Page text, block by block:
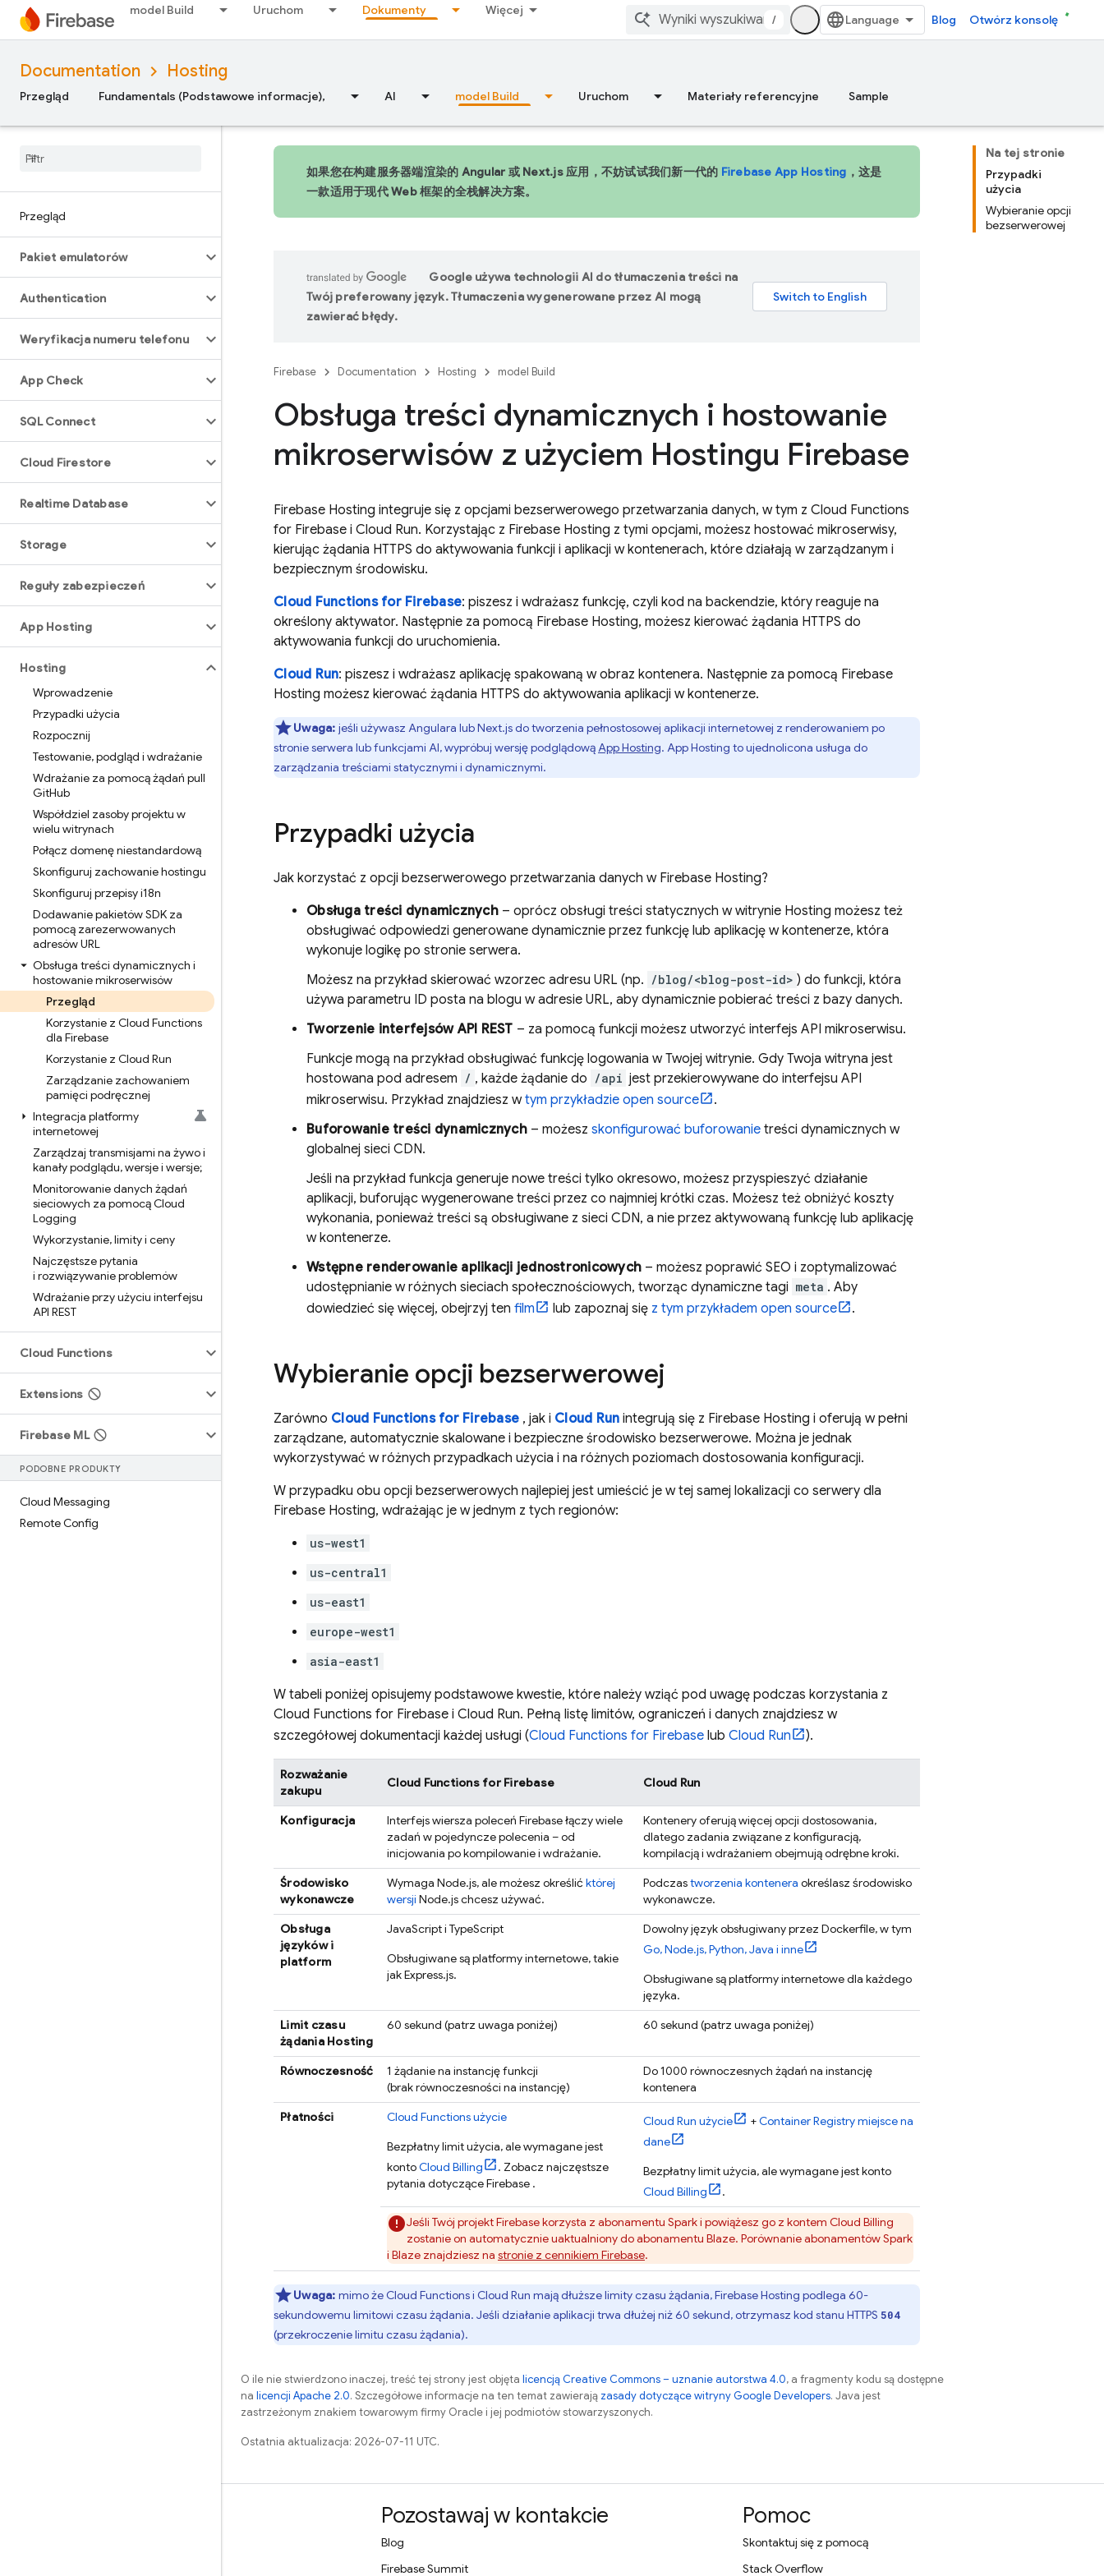
model Build Uruchom Dokumenty Więcej
/ Blog Otwórz konsolę
Documentation Hosting
Przegląd Fundamentals (Podstawowe informacje), AI model Build Uruchom Materiały referencyjne Sample
Przegląd
Pakiet emulatorów
Authentication
Weryfikacja numeru telefonu
App Check
SQL Connect
Cloud Firestore
Realtime Database
Storage
Reguły zabezpieczeń
App Hosting
Hosting
Wprowadzenie
Przypadki użycia
Rozpocznij
Testowanie,podgląd i wdrażanie
Wdrażanie za pomocą żądań pull
GitHub
Współdziel zasoby projektu w
wielu witrynach
Połącz domenę niestandardową
Skonfiguruj zachowanie hostingu
Skonfiguruj przepisy i18n
Dodawanie pakietów SDK za
pomocą zarezerwowanych
adresów URL
Obsługa treści dynamicznych i
hostowanie mikroserwisów
Przegląd
Korzystanie z Cloud Functions
dla Firebase
Korzystanie z Cloud Run
Zarządzanie zachowaniem
pamięci podręcznej
Integracja platformy
internetowej
Zarządzaj transmisjami na żywo i
kanały podglądu,wersje i wersje;
Monitorowanie danych żądań
sieciowych za pomocą Cloud
Logging
Wykorzystanie,limity i ceny
Najczęstsze pytania
i rozwiązywanie problemów
Wdrażanie przy użyciu interfejsu
API REST
Cloud Functions
Extensions
Firebase ML
PODOBNE PRODUKTY
Cloud Messaging
Remote Config
Na tej stronie
Przypadki
użycia
Wybieranie opcji
bezserwerowej
如果您在构建服务器端渲染的 Angular 或 Next.js 应用，不妨试试我们新一代的 Firebase App Hosting ，这是
一款适用于现代 Web 框架的全栈解决方案。
Google używa technologii AI do tłumaczenia treści na
Twój preferowany język. Tłumaczenia wygenerowane przez AI mogą
zawierać błędy.
Firebase Documentation Hosting model Build
Obsługa treści dynamicznych i hostowanie
mikroserwisów z użyciem Hostingu Firebase
Firebase Hosting integruje się z opcjami bezserwerowego przetwarzania danych, w tym z Cloud Functions
for Firebase i Cloud Run. Korzystając z Firebase Hosting z tymi opcjami, możesz hostować mikroserwisy,
kierując żądania HTTPS do aktywowania funkcji i aplikacji w kontenerach, które działają w zarządzanym i
bezpiecznym środowisku.
Cloud Functions for Firebase: piszesz i wdrażasz funkcję, czyli kod na backendzie, który reaguje na
określony aktywator. Następnie za pomocą Firebase Hosting, możesz kierować żądania HTTPS do
aktywowania funkcji do uruchomienia.
Cloud Run: piszesz i wdrażasz aplikację spakowaną w obraz kontenera. Następnie za pomocą Firebase
Hosting możesz kierować żądania HTTPS do aktywowania aplikacji w kontenerze.
Uwaga: jeśli używasz Angulara lub Next.js do tworzenia pełnostosowej aplikacji internetowej z renderowaniem po
stronie serwera lub funkcjami AI, wypróbuj wersję podglądowąApp Hosting. App Hosting to ujednolicona usługa do
zarządzania treściami statycznymi i dynamicznymi.
Przypadki użycia
Jak korzystać z opcji bezserwerowego przetwarzania danych w Firebase Hosting?
Obsługa treści dynamicznych– oprócz obsługi treści statycznych w witrynie Hosting możesz też
obsługiwać odpowiedzi generowane dynamicznie przez funkcję lub aplikację w kontenerze, która
wykonuje logikę po stronie serwera.
Możesz na przykład skierować wzorzec adresu URL (np. /blog/<blog-post-id> ) do funkcji, która
używa parametru ID posta na blogu w adresie URL, aby dynamicznie pobierać treści z bazy danych.
Tworzenie interfejsów API REST – za pomocą funkcji możesz utworzyć interfejs API mikroserwisu.
Funkcje mogą na przykład obsługiwać funkcję logowania w Twojej witrynie. Gdy Twoja witryna jest
hostowana pod adresem / , każde żądanie do /api jest przekierowywane do interfejsu API
mikroserwisu. Przykład znajdziesz wtym przykładzie open source
.
Buforowanie treści dynamicznych– możesz skonfigurować buforowanietreści dynamicznych w
globalnej sieci CDN.
Jeśli na przykład funkcja generuje nowe treści tylko okresowo, możesz przyspieszyć działanie
aplikacji, buforując wygenerowane treści przez co najmniej krótki czas. Możesz też obniżyć koszty
wykonania, ponieważ treści są obsługiwane z sieci CDN, a nie przez aktywowaną funkcję lub aplikację
w kontenerze.
Wstępne renderowanie aplikacji jednostronicowych – możesz poprawić SEO i zoptymalizować
udostępnianie w różnych sieciach społecznościowych, tworząc dynamiczne tagi meta . Aby
dowiedzieć się więcej, obejrzyj ten film lub zapoznaj się z tym przykładem open source .
Wybieranie opcji bezserwerowej
Zarówno Cloud Functions for Firebase , jak i Cloud Run integrują się z Firebase Hosting i oferują w pełni
zarządzane, automatycznie skalowane i bezpieczne środowisko bezserwerowe. Można je jednak
wykorzystywać w różnych przypadkach użycia i na różnych poziomach dostosowania konfiguracji.
W przypadku obu opcji bezserwerowych najlepiej jest umieścić je w tej samej lokalizacji co serwery dla
Firebase Hosting, wdrażając je w jednym z tych regionów:
us-west1
us-central1
us-east1
europe-west1
asia-east1
W tabeli poniżej opisujemy podstawowe kwestie, które należy wziąć pod uwagę podczas korzystania z
Cloud Functions for Firebase i Cloud Run. Pełną listę limitów, ograniczeń i danych znajdziesz w
szczegółowej dokumentacji każdej usługi (Cloud Functions for Firebase lub Cloud Run ).
Rozważanie
zakupu
Cloud Functions for Firebase Cloud Run
Konfiguracja Interfejs wiersza poleceń Firebasełączy wiele
zadań w pojedyncze polecenia – od
inicjowania po kompilowanie i wdrażanie.
Kontenery oferują więcej opcji dostosowania,
dlatego zadania związane z konfiguracją,
kompilacją i wdrażaniem obejmują odrębne kroki.
Środowisko
wykonawcze
Wymaga Node.js, ale możesz określić której
wersji Node.js chcesz używać.
Podczastworzenia kontenera określasz środowisko
wykonawcze.
Obsługa
języków i
platform
JavaScript i TypeScript
Obsługiwane są platformy internetowe, takie
jak Express.js.
Dowolny język obsługiwany przez Dockerfile, w tym
Go, Node.js, Python, Java i inne
Obsługiwane są platformy internetowe dla każdego
języka.
Limit czasu
żądania Hosting
60 sekund (patrz uwaga poniżej) 60 sekund (patrz uwaga poniżej)
Równoczesność
1 żądanie na instancję funkcji
(brak równoczesności na instancję)
Do 1000 równoczesnych żądań na instancję
kontenera
Płatności
Cloud Functionsużycie
Bezpłatny limit użycia, ale wymagane jest
kontoCloud Billing
. Zobacz najczęstsze
pytania dotyczące Firebase .
Cloud Run użycie +Container Registrymiejsce na
dane
Bezpłatny limit użycia, ale wymagane jest konto
Cloud Billing
.
Jeśli Twój projekt Firebase korzysta z abonamentu Spark i powiążesz go z kontem Cloud Billing
zostanie on automatycznie uaktualniony do abonamentu Blaze. Porównanie abonamentów Spark
i Blaze znajdziesz na stronie z cennikiem Firebase.
Uwaga: mimo że Cloud Functionsi Cloud Run mają dłuższe limity czasu żądania,Firebase Hosting podlega 60-
sekundowemu limitowi czasu żądania. Jeśli działanie aplikacji trwa dłużej niż 60 sekund, otrzymasz kod stanu HTTPS 504
(przekroczenie limitu czasu żądania).
O ile nie stwierdzono inaczej, treść tej strony jest objęta licencją Creative Commons – uznanie autorstwa 4.0, a fragmenty kodu są dostępne
na licencji Apache 2.0. Szczegółowe informacje na ten temat zawierają zasady dotyczące witryny Google Developers. Java jest
zastrzeżonym znakiem towarowym firmy Oracle i jej podmiotów stowarzyszonych.
Ostatnia aktualizacja: 2026-07-11 UTC.
Pozostawaj w kontakcie
Blog
Firebase Summit
Pomoc
Skontaktuj się z pomocą
Stack Overflow